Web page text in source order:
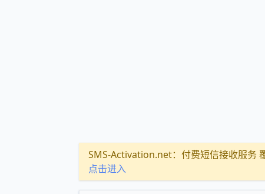
SMS-Activation.net：付费短信接收服
点击进入